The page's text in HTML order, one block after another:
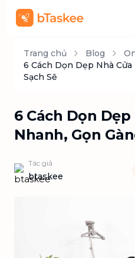
Trang chủ Blog
6 Cách Dọn Dẹp Nhà Cửa
Sạch Sẽ
6 Cách Dọn Dẹp
Nhanh, Gọn
Tác giả
btaskee